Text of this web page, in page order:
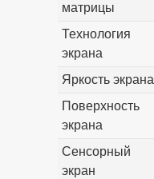
матрицы
Технология
экрана
Яркость экрана
Поверхность
экрана
Сенсорный
экран